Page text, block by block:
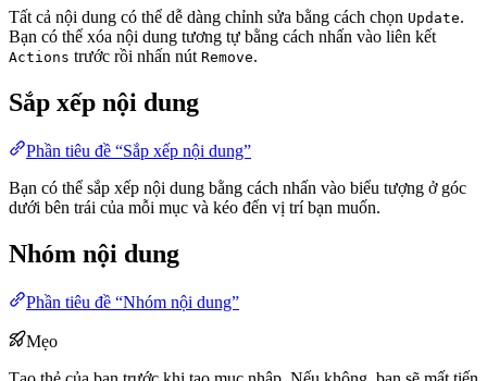
Tất cả nội dung có thể dễ dàng chỉnh sửa bằng cách chọn Update.
Bạn có thể xóa nội dung tương tự bằng cách nhấn vào liên kết
Actions trước rồi nhấn nút Remove.
Sắp xếp nội dung
Phần tiêu đề “Sắp xếp nội dung”
Bạn có thể sắp xếp nội dung bằng cách nhấn vào biểu tượng ở góc
dưới bên trái của mỗi mục và kéo đến vị trí bạn muốn.
Nhóm nội dung
Phần tiêu đề “Nhóm nội dung”
Mẹo